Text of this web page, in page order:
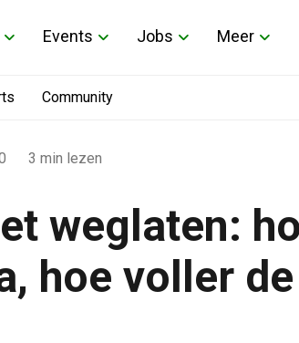
Events Jobs Meer
Community
3 min lezen
weglaten:
hoe voller